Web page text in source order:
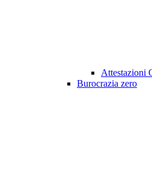
Attestazioni
Burocrazia zero